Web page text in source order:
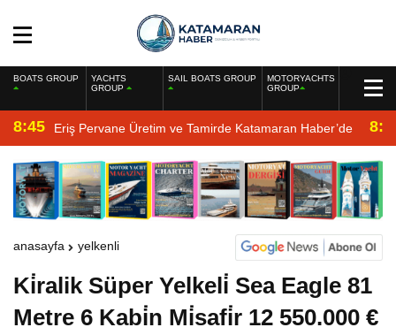
BOATS GROUP
YACHTS
GROUP
SAIL BOATS GROUP
MOTORYACHTS
GROUP
8:45 Eriş Pervane Üretim ve Tamirde Katamaran Haber’de
anasayfa yelkenli
Ki̇ralik Süper Yelkeli̇ Sea Eagle 81
Metre 6 Kabi̇n Mi̇safi̇r 12 550.000 €